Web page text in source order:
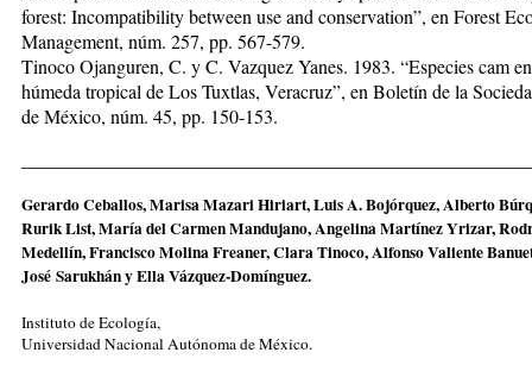
forest: Incompatibility between use and conservation”, en Forest
Management, núm. 257, pp. 567-579.
Tinoco Ojanguren, C. y C. Vazquez Yanes. 1983. “Especies cam
húmeda tropical de Los Tuxtlas, Veracruz”, en Boletín de la
de México, núm. 45, pp. 150-153.
Gerardo Ceballos, Marisa Mazari Hiriart, Luis A. Bojórquez, Alberto
Rurik List, María del Carmen Mandujano, Angelina Martínez Yrizar,
Medellín, Francisco Molina Freaner, Clara Tinoco, Alfonso Valiente
José Sarukhán y Ella Vázquez-Domínguez.
Instituto de Ecología,
Universidad Nacional Autónoma de México.